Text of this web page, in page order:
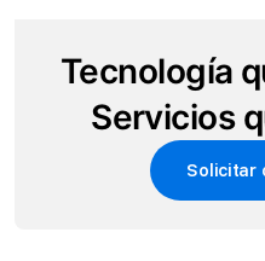
Tecnología
Servicios